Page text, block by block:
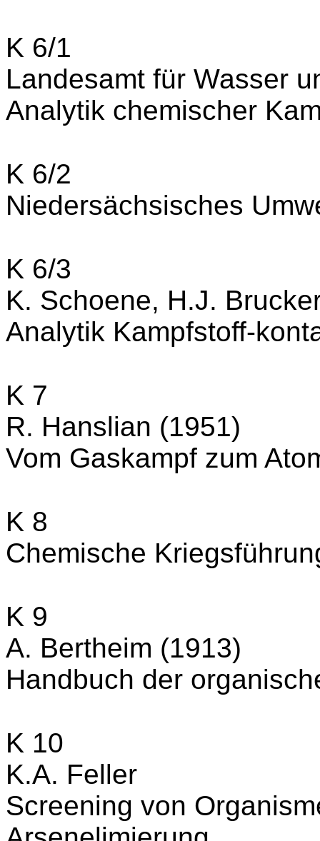
K 6/1
Landesamt für Wasser
Analytik chemischer
K 6/2
Niedersächsisches
K 6/3
K. Schoene, H.J.
Analytik Kampfstoff-
K 7
R. Hanslian (1951)
Vom Gaskampf zum
K 8
Chemische
K 9
A. Bertheim (1913)
Handbuch der
K 10
K.A. Feller
Screening von